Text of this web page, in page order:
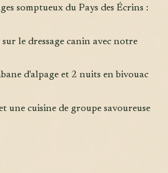
somptueux du Pays des Écrins :
le dressage canin avec notre
d'alpage et 2 nuits en bivouac
une cuisine de groupe savoureuse